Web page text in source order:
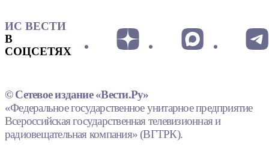
ИС ВЕСТИ
В
СОЦСЕТЯХ
© Сетевое издание «Вести.Ру»
«Федеральное государственное унитарное предприятие
Всероссийская государственная телевизионная и
радиовещательная компания» (ВГТРК).